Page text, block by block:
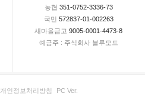
농협 351-0752-3336-73
국민 572837-01-002263
새마을금고 9005-0001-4473-8
예금주 : 주식회사 블루모드
개인정보처리방침 PC Ver.